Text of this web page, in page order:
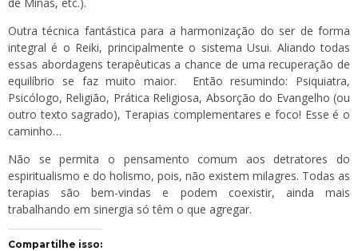
Outra técnica fantástica para a harmonização do ser de forma
integral é o Reiki, principalmente o sistema Usui. Aliando todas
essas abordagens terapêuticas a chance de uma recuperação de
equilíbrio se faz muito maior. Então resumindo: Psiquiatra,
Psicólogo, Religião, Prática Religiosa, Absorção do Evangelho (ou
outro texto sagrado), Terapias complementares e foco! Esse é o
caminho…
Não se permita o pensamento comum aos detratores do
espiritualismo e do holismo, pois, não existem milagres. Todas as
terapias são bem-vindas e podem coexistir, ainda mais
trabalhando em sinergia só têm o que agregar.
Compartilhe isso: